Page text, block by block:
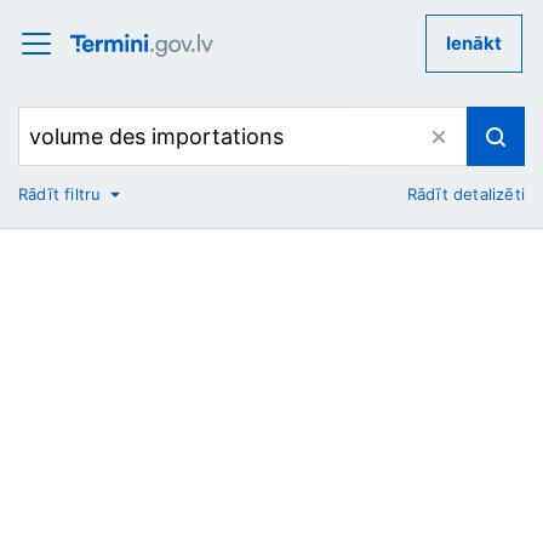
Ienākt
No
Rādīt filtru Rādīt detalizēti